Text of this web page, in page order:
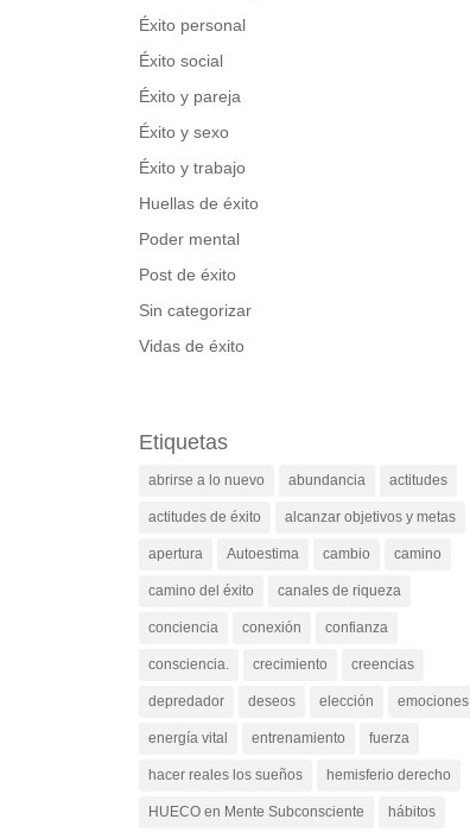
Éxito personal
Éxito social
Éxito y pareja
Éxito y sexo
Éxito y trabajo
Huellas de éxito
Poder mental
Post de éxito
Sin categorizar
Vidas de éxito
Etiquetas
abrirse a lo nuevo abundancia actitudes
actitudes de éxito alcanzar objetivos y metas
apertura Autoestima cambio camino
camino del éxito canales de riqueza
conciencia conexión confianza
consciencia. crecimiento creencias
depredador deseos elección emociones
energía vital entrenamiento fuerza
hacer reales los sueños hemisferio derecho
HUECO en Mente Subconsciente hábitos